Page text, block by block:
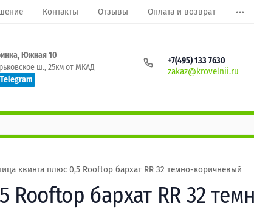
Контакты Отзывы Оплата и возврат
Южная 10
ш., 25км от МКАД
Telegram
+7(495) 133 7630
zakaz@krovelnii.ru
квинта плюс 0,5 Rooftop бархат RR 32 темно-коричневый
бархат RR 32